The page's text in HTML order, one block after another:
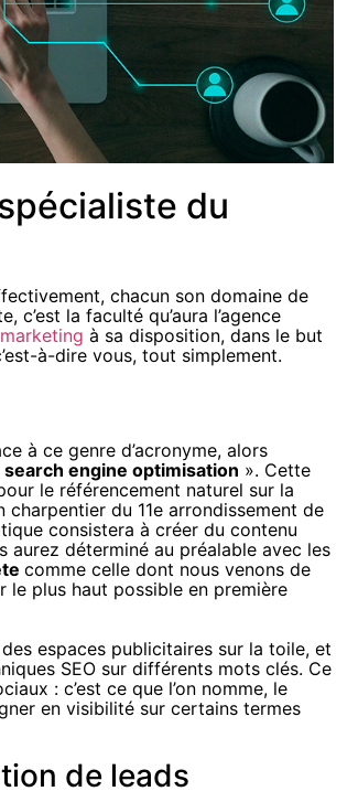
du
chacun son domaine de
la faculté qu’aura l’agence
à sa disposition, dans le but
à-dire vous, tout simplement.
à ce genre d’acronyme, alors
search engine optimisation ». Cette
le référencement naturel sur la
charpentier du 11e arrondissement de
consistera à créer du contenu
aurez déterminé au préalable avec les
comme celle dont nous venons de
le plus haut possible en première
espaces publicitaires sur la toile, et
SEO sur différents mots clés. Ce
: c’est ce que l’on nomme, le
en visibilité sur certains termes
de leads